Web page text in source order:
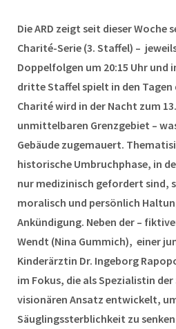
Die ARD zeigt seit dieser Woche
Charité-Serie (3. Staffel) –
Doppelfolgen um 20:15 Uhr und
dritte Staffel spielt in den Tagen
Charité wird in der Nacht zum
unmittelbaren Grenzgebiet –
Gebäude zugemauert.
historische Umbruchphase, in
nur medizinisch gefordert sind,
moralisch und persönlich
Ankündigung. Neben der –
Wendt (Nina Gummich), einer
Kinderärztin Dr. Ingeborg
im Fokus, die als Spezialistin
visionären Ansatz entwickelt,
Säuglingssterblichkeit zu